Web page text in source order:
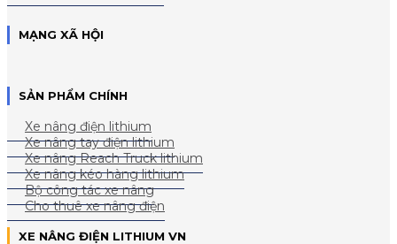
MẠNG XÃ HỘI
SẢN PHẨM CHÍNH
Xe nâng điện lithium
Xe nâng tay điện lithium
Xe nâng Reach Truck lithium
Xe nâng kéo hàng lithium
Bộ công tác xe nâng
Cho thuê xe nâng điện
XE NÂNG ĐIỆN LITHIUM VN